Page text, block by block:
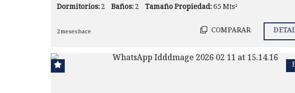
Dormitorios:2 Baños:2 Tamaño Propiedad:65 Mts²
2 meses hace COMPARAR